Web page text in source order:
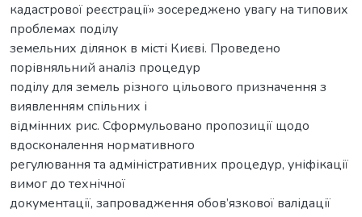
кадастрової реєстрації» зосереджено увагу на типових
проблемах поділу
земельних ділянок в місті Києві. Проведено
порівняльний аналіз процедур
поділу для земель різного цільового призначення з
виявленням спільних і
відмінних рис. Сформульовано пропозиції щодо
вдосконалення нормативного
регулювання та адміністративних процедур, уніфікації
вимог до технічної
документації, запровадження обов’язкової валідації